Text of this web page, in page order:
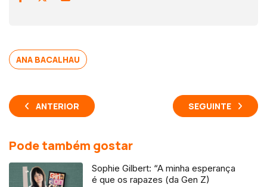
ANA BACALHAU
ANTERIOR SEGUINTE
Pode também gostar
Sophie Gilbert: “A minha esperança
é que os rapazes (da Gen Z)